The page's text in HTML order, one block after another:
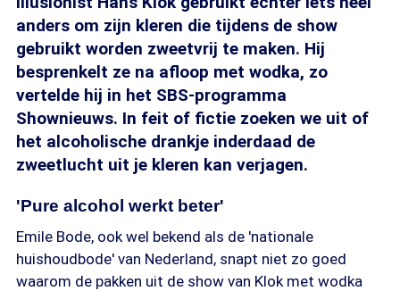
anders om zijn kleren die tijdens de show
gebruikt worden zweetvrij te maken. Hij
besprenkelt ze na afloop met wodka, zo
vertelde hij in het SBS-programma
Shownieuws. In feit of fictie zoeken we uit of
het alcoholische drankje inderdaad de
zweetlucht uit je kleren kan verjagen.
'Pure alcohol werkt beter'
Emile Bode, ook wel bekend als de 'nationale
huishoudbode' van Nederland, snapt niet zo goed
waarom de pakken uit de show van Klok met wodka